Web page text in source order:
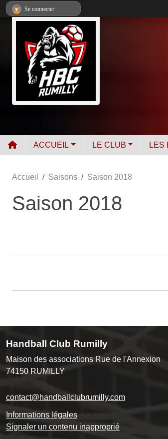
ACCUEIL LE CLUB LES
Accueil Saisons Saison 2018
Saison 2018
Handball Club Rumilly
Maison des associations Rue de l'Annexion
74150 RUMILLY
contact@handballclubrumilly.com
Informations légales
Signaler un contenu inapproprié
Se connecter
Panneau de gestion des cookies